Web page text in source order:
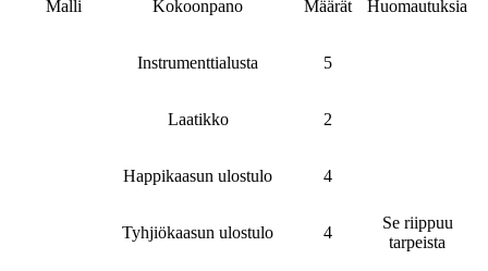
Malli Kokoonpano Määrät Huomautuksia
Instrumenttialusta 5
Laatikko 2
Happikaasun ulostulo 4
Se riippuu
tarpeista
Tyhjiökaasun ulostulo 4